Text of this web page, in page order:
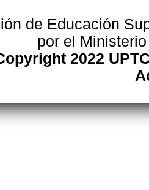
de Educación
por el
2022